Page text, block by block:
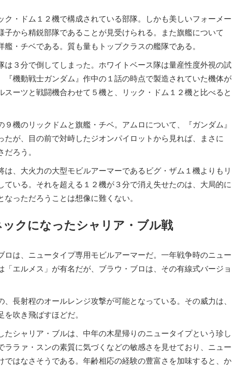
・ドム１２機で構成されている部隊。しかも美しいフォーメー
子から精鋭部隊であることが見受けられる。また旗艦について
・チベである。質も量もトップクラスの艦隊である。
３分で倒してしまった。ホワイトベース隊は量産性度外視の試
『機動戦士ガンダム』作中の１話の時点で製造されていた機体が
スーツと戦闘機合わせて５機と、リック・ドム１２機と比べると
機のリックドムと旗艦・チベ。アムロについて、『ガンダム』
たが、目の前で対峙したジオンパイロットから見れば、まさに
だろう。
、大火力の大型モビルアーマーであるビグ・ザム１機よりもリ
ている。それを超える１２機が３分で消え失せたのは、大局的に
っただろうことは想像に難くない。
クになったシャリア・ブル戦
は、ニュータイプ専用モビルアーマーだ。一年戦争時のニュー
「エルメス」が有名だが、ブラウ・ブロは、その有線式バージョ
長射程のオールレンジ攻撃が可能となっている。その威力は、
吹き飛ばすほどだ。
シャリア・ブルは、中年の木星帰りのニュータイプという珍し
ララァ・スンの素質に気づくなどの敏感さを見せており、ニュー
ではなさそうである。年齢相応の経験の豊富さを加味すると、か